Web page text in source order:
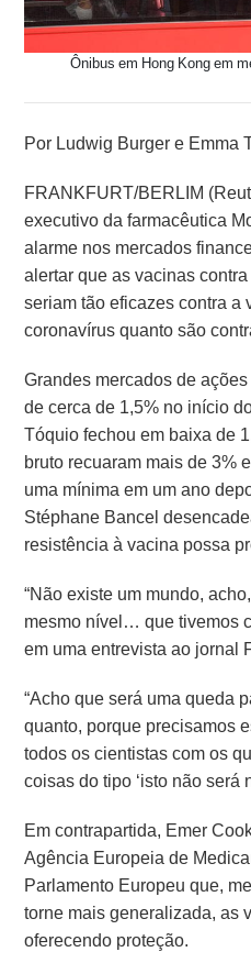
Ônibus em Hong Kong em
Por Ludwig Burger e Emma
FRANKFURT/BERLIM
executivo da farmacêutica
alarme nos mercados
alertar que as vacinas
seriam tão eficazes contra a
coronavírus quanto são
Grandes mercados de
de cerca de 1,5% no início
Tóquio fechou em baixa de
bruto recuaram mais de 3%
uma mínima em um ano
Stéphane Bancel
resistência à vacina possa
“Não existe um mundo,
mesmo nível… que tivemos
em uma entrevista ao jornal
“Acho que será uma queda
quanto, porque precisamos
todos os cientistas com os
coisas do tipo ‘isto não será
Em contrapartida, Emer
Agência Europeia de
Parlamento Europeu que,
torne mais generalizada, as
oferecendo proteção.